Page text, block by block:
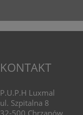
KONTAKT
P.U.P.H Luxmal
ul. Szpitalna 8